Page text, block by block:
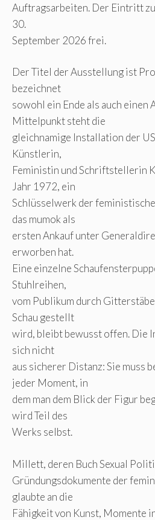
Auftragsarbeiten. Der Eintritt
30.
September 2026 frei.
Der Titel der Ausstellung ist
bezeichnet
sowohl ein Ende als auch einen
Mittelpunkt steht die
gleichnamige Installation der
Künstlerin,
Feministin und Schriftstellerin
Jahr 1972, ein
Schlüsselwerk der
das mumok als
ersten Ankauf unter
erworben hat.
Eine einzelne
Stuhlreihen,
vom Publikum durch
Schau gestellt
wird, bleibt bewusst offen. Die
sich nicht
aus sicherer Distanz: Sie muss
jeder Moment, in
dem man dem Blick der Figur
wird Teil des
Werks selbst.
Millett, deren Buch Sexual
Gründungsdokumente der
glaubte an die
Fähigkeit von Kunst, Momente